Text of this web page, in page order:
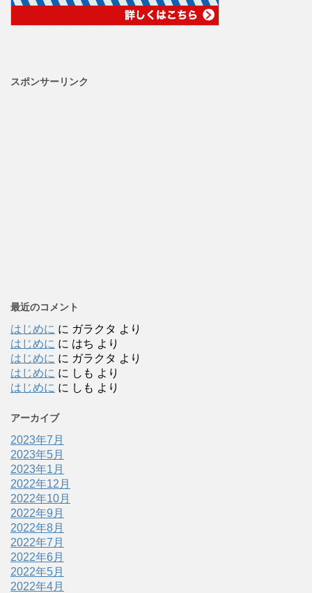
スポンサーリンク
最近のコメント
はじめに に ガラクタ より
はじめに に はち より
はじめに に ガラクタ より
はじめに に しも より
はじめに に しも より
アーカイブ
2023年7月
2023年5月
2023年1月
2022年12月
2022年10月
2022年9月
2022年8月
2022年7月
2022年6月
2022年5月
2022年4月